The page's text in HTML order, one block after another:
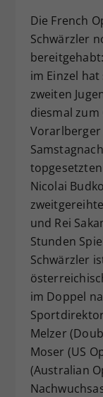
Die French
Schwärzler
im Einzel
zweiten
diesmal
Vorarlberger
Nicolai
und Rei
Stunden
Schwärzler
im Doppel
Melzer
Moser (US
(Australian
Zweck